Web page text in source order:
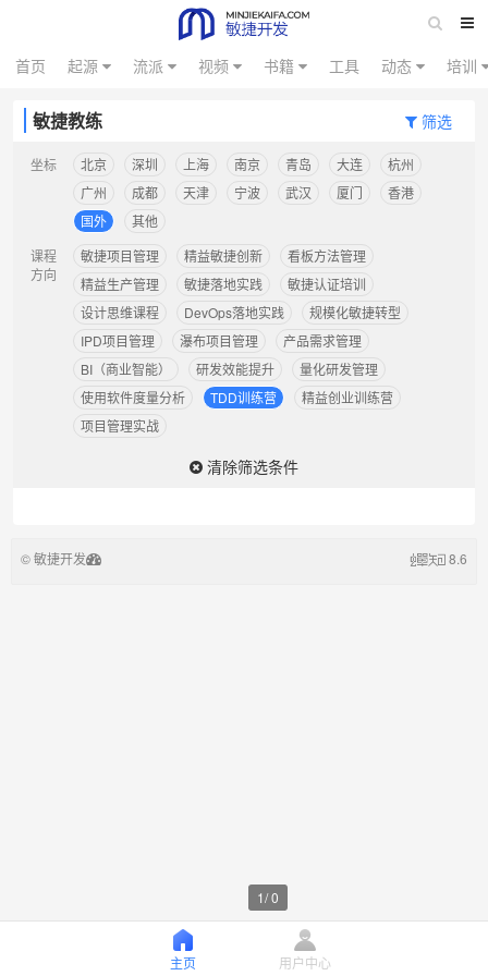
首页 起源 流派 视频 书籍 工具 动态 培训
敏捷教练 筛选
坐标 北京 深圳 上海 南京 青岛 大连
杭州
广州
成都 天津 宁波 武汉 厦门
香港
国外
其他
课程
方向
敏捷项目管理 精益敏捷创新
看板方法管理
精益生产管理
敏捷落地实践
敏捷认证培训
设计思维课程
DevOps落地实践
规模化敏捷转型
IPD项目管理
瀑布项目管理
产品需求管理
BI（商业智能）
研发效能提升
量化研发管理
使用软件度量分析
TDD训练营
精益创业训练营
项目管理实战
清除筛选条件
1/0
© 敏捷开发 8.6
主页 用户中心